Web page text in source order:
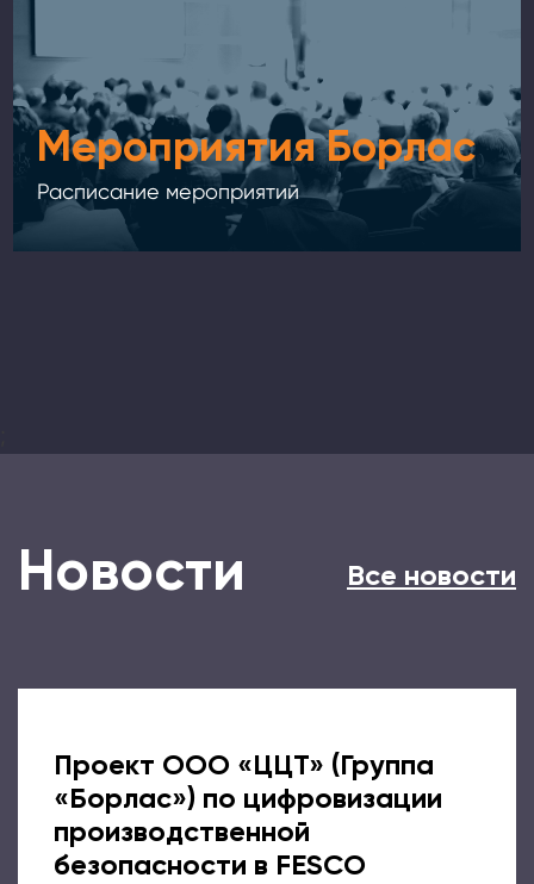
Мероприятия Борлас
Расписание мероприятий
Новости Все новости
Проект ООО «ЦЦТ» (Группа
«Борлас») по цифровизации
производственной
безопасности в FESCO